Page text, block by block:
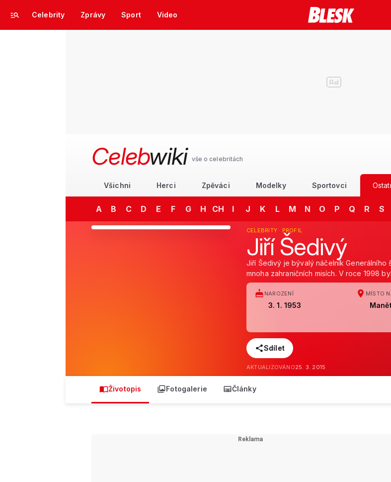
Celebrity Zprávy Sport Video
Celebwiki vše o celebritách
Všichni Herci Zpěváci Modelky Sportovci
A B C D E F G H CH I J K L M N O P Q R S
CELEBRITY · PROFIL
Jiří Šedivý
Jiří Šedivý je bývalý náčelník Generálního
mnoha zahraničních misích. V roce 1998
NAROZENÍ
3. 1. 1953
MÍSTO
Sdílet
AKTUALIZOVÁNO25. 3. 2015
Životopis Fotogalerie Články